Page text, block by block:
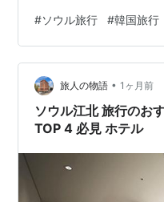
ュッと詰まったリアルな
がひとりでも気兼ねなく
で、ぜひ次の旅の参考に
滞を抜けて、お宿の「東
品お土産！「忠北製油所
アへ移…
#ソウル旅行 #韓国旅行
旅人の物語 • 1ヶ月前
ソウル江北 旅行のお
TOP 4 必見 ホテル